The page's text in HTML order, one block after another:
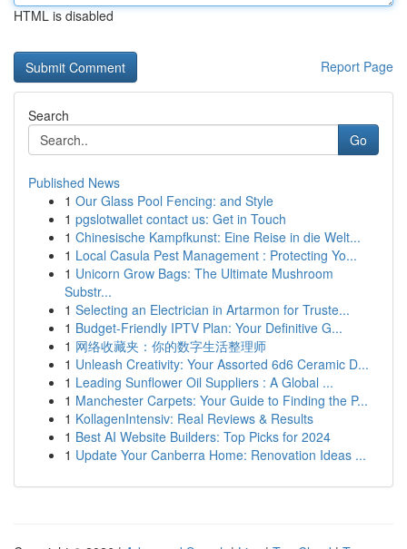
HTML is disabled
Report Page
Search
Go
Published News
1 Our Glass Pool Fencing: and Style
1 pgslotwallet contact us: Get in Touch
1 Chinesische Kampfkunst: Eine Reise in die Welt...
1 Local Casula Pest Management : Protecting Yo...
1 Unicorn Grow Bags: The Ultimate Mushroom
Substr...
1 Selecting an Electrician in Artarmon for Truste...
1 Budget-Friendly IPTV Plan: Your Definitive G...
1 网络收藏夹：你的数字生活整理师
1 Unleash Creativity: Your Assorted 6d6 Ceramic D...
1 Leading Sunflower Oil Suppliers : A Global ...
1 Manchester Carpets: Your Guide to Finding the P...
1 KollagenIntensiv: Real Reviews & Results
1 Best AI Website Builders: Top Picks for 2024
1 Update Your Canberra Home: Renovation Ideas ...